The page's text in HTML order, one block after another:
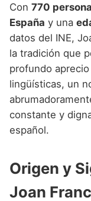
Con 770
España y una
datos del INE,
la tradición que
profundo
lingüísticas, un
constante y
español.
Origen y
Joan